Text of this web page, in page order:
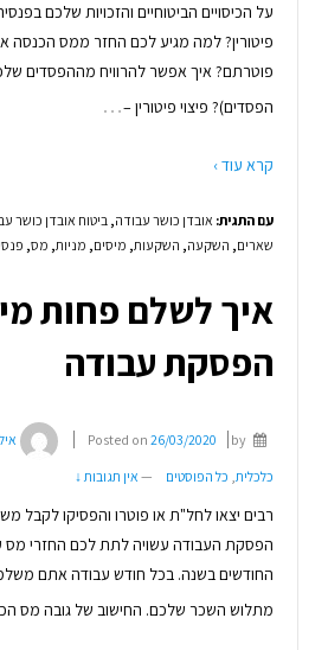
על הכיסויים הביטוחיים והזכויות שלכם
פיטורין? למה מגיע לכם החזר ממס
פוטרתם? איך אפשר להרוויח מההפסדים
הפסדים)? פיצוי פיטורין –…
קרא עוד ›
עם התגית: אובדן כושר עבודה, ביטוח אובדן כושר
שארים, השקעה, השקעות, מיסים, מניות, מס,
איך לשלם פחות
הפסקת עבודה
Posted on 26/03/2020 by
כלכלית, כל הפוסטים — אין תגובות ↓
רבים יצאו לחל"ת או פוטרו והפסיקו לקבל
הפסקת העבודה עשויה לתת לכם החזרי
החודשים בשנה. בכל חודש עבודה אתם
מתלוש השכר שלכם. החישוב של גובה מס